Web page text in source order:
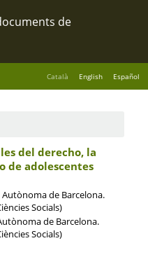
Català English Español
del derecho, la
de adolescentes
de Barcelona.
Socials)
de Barcelona.
Socials)